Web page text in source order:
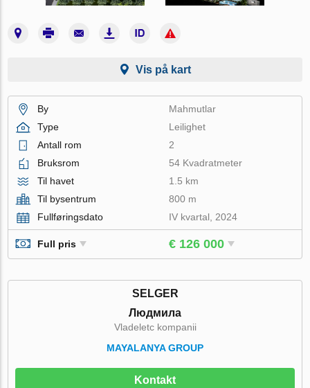
Vis på kart
By
Mahmutlar
Type
Leilighet
Antall rom
2
Bruksrom
54 Kvadratmeter
Til havet
1.5 km
Til bysentrum
800 m
Fullføringsdato
IV kvartal, 2024
Full pris € 126 000
SELGER
Людмила
Vladeletc kompanii
MAYALANYA GROUP
Kontakt